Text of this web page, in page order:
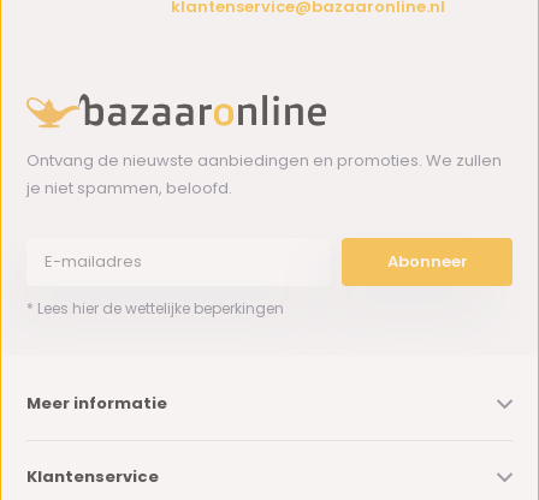
klantenservice@bazaaronline.nl
Ontvang de nieuwste aanbiedingen en promoties. We zullen
je niet spammen, beloofd.
Abonneer
* Lees hier de wettelijke beperkingen
Meer informatie
Klantenservice